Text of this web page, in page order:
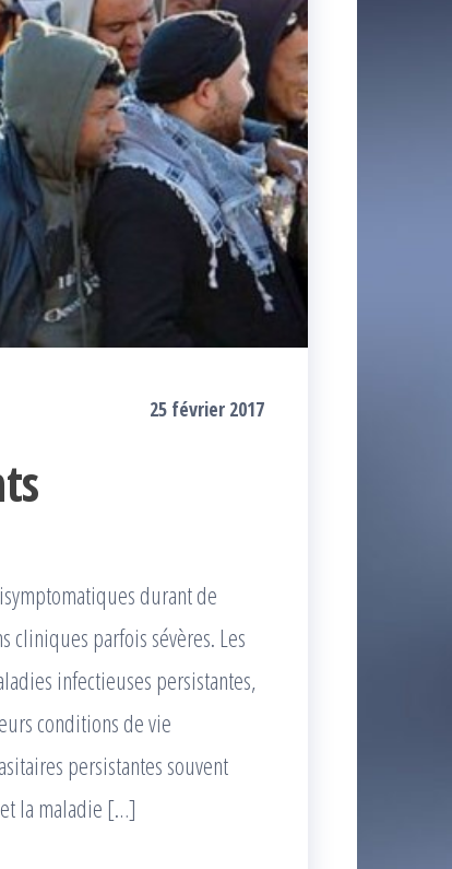
25 février 2017
durant de
cliniques parfois sévères. Les
infectieuses persistantes,
conditions de vie
persistantes souvent
la maladie […]